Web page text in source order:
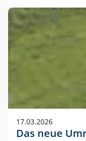
17.03.2026
Das neue